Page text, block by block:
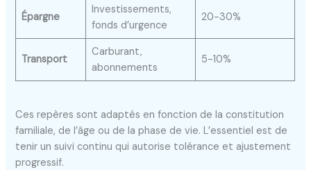
Épargne
Investissements,
fonds d’urgence
20-30%
Transport
Carburant,
abonnements
5-10%
Ces repères sont adaptés en fonction de la constitution
familiale, de l’âge ou de la phase de vie. L’essentiel est de
tenir un suivi continu qui autorise tolérance et ajustement
progressif.